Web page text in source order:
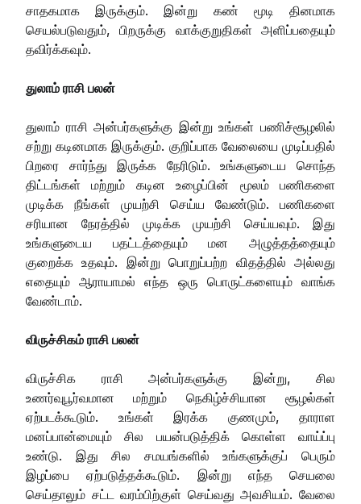
சாதகமாக இருக்கும். இன்று கண் மூடி தினமாக
செயல்படுவதும், பிறருக்கு வாக்குறுதிகள் அளிப்பதையும்
தவிர்க்கவும்.
துலாம் ராசி பலன்
துலாம் ராசி அன்பர்களுக்கு இன்று உங்கள் பணிச்சூழலில்
சற்று கடினமாக இருக்கும். குறிப்பாக வேலையை முடிப்பதில்
பிறரை சார்ந்து இருக்க நேரிடும். உங்களுடைய சொந்த
திட்டங்கள் மற்றும் கடின உழைப்பின் மூலம் பணிகளை
முடிக்க நீங்கள் முயற்சி செய்ய வேண்டும். பணிகளை
சரியான நேரத்தில் முடிக்க முயற்சி செய்யவும். இது
உங்களுடைய பதட்டத்தையும் மன அழுத்தத்தையும்
குறைக்க உதவும். இன்று பொறுப்பற்ற விதத்தில் அல்லது
எதையும் ஆராயாமல் எந்த ஒரு பொருட்களையும் வாங்க
வேண்டாம்.
விருச்சிகம் ராசி பலன்
விருச்சிக ராசி அன்பர்களுக்கு இன்று, சில
உணர்வுபூர்வமான மற்றும் நெகிழ்ச்சியான சூழல்கள்
ஏற்படக்கூடும். உங்கள் இரக்க குணமும், தாராள
மனப்பான்மையும் சில பயன்படுத்திக் கொள்ள வாய்ப்பு
உண்டு. இது சில சமயங்களில் உங்களுக்குப் பெரும்
இழப்பை ஏற்படுத்தக்கூடும். இன்று எந்த செயலை
செய்தாலும் சட்ட வரம்பிற்குள் செய்வது அவசியம். வேலை